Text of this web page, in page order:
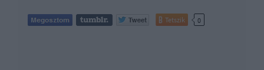
Tetszik 0